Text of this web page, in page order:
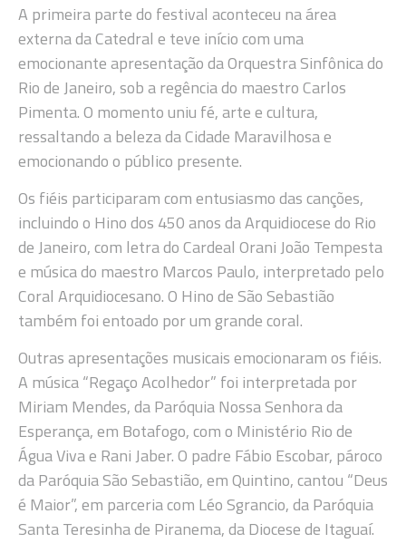
A primeira parte do festival aconteceu na área
externa da Catedral e teve início com uma
emocionante apresentação da Orquestra Sinfônica do
Rio de Janeiro, sob a regência do maestro Carlos
Pimenta. O momento uniu fé, arte e cultura,
ressaltando a beleza da Cidade Maravilhosa e
emocionando o público presente.
Os fiéis participaram com entusiasmo das canções,
incluindo o Hino dos 450 anos da Arquidiocese do Rio
de Janeiro, com letra do Cardeal Orani João Tempesta
e música do maestro Marcos Paulo, interpretado pelo
Coral Arquidiocesano. O Hino de São Sebastião
também foi entoado por um grande coral.
Outras apresentações musicais emocionaram os fiéis.
A música “Regaço Acolhedor” foi interpretada por
Miriam Mendes, da Paróquia Nossa Senhora da
Esperança, em Botafogo, com o Ministério Rio de
Água Viva e Rani Jaber. O padre Fábio Escobar, pároco
da Paróquia São Sebastião, em Quintino, cantou “Deus
é Maior”, em parceria com Léo Sgrancio, da Paróquia
Santa Teresinha de Piranema, da Diocese de Itaguaí.